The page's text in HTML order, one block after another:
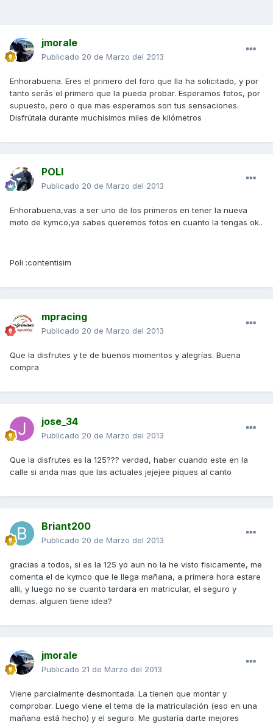
jmorale
Publicado 20 de Marzo del 2013
Enhorabuena. Eres el primero del foro que lla ha solicitado, y por
tanto serás el primero que la pueda probar. Esperamos fotos, por
supuesto, pero o que mas esperamos son tus sensaciones.
Disfrútala durante muchísimos miles de kilómetros
POLI
Publicado 20 de Marzo del 2013
Enhorabuena,vas a ser uno de los primeros en tener la nueva
moto de kymco,ya sabes queremos fotos en cuanto la tengas ok..
Poli :contentisim
mpracing
Publicado 20 de Marzo del 2013
Que la disfrutes y te de buenos momentos y alegrías. Buena
compra
jose_34
Publicado 20 de Marzo del 2013
Que la disfrutes es la 125??? verdad, haber cuando este en la
calle si anda mas que las actuales jejejee piques al canto
Briant200
Publicado 20 de Marzo del 2013
gracias a todos, si es la 125 yo aun no la he visto fisicamente, me
comenta el de kymco que le llega mañana, a primera hora estare
alli, y luego no se cuanto tardara en matricular, el seguro y
demas. alguien tiene idea?
jmorale
Publicado 21 de Marzo del 2013
Viene parcialmente desmontada. La tienen que montar y
comprobar. Luego viene el tema de la matriculación (eso en una
mañana está hecho) y el seguro. Me gustaría darte mejores